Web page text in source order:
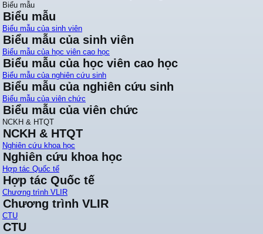
Biểu mẫu
Biểu mẫu
Biểu mẫu của sinh viên
Biểu mẫu của sinh viên
Biểu mẫu của học viên cao học
Biểu mẫu của học viên cao học
Biểu mẫu của nghiên cứu sinh
Biểu mẫu của nghiên cứu sinh
Biểu mẫu của viên chức
Biểu mẫu của viên chức
NCKH & HTQT
NCKH & HTQT
Nghiên cứu khoa học
Nghiên cứu khoa học
Hợp tác Quốc tế
Hợp tác Quốc tế
Chương trình VLIR
Chương trình VLIR
CTU
CTU